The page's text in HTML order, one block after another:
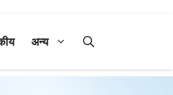
अन्य